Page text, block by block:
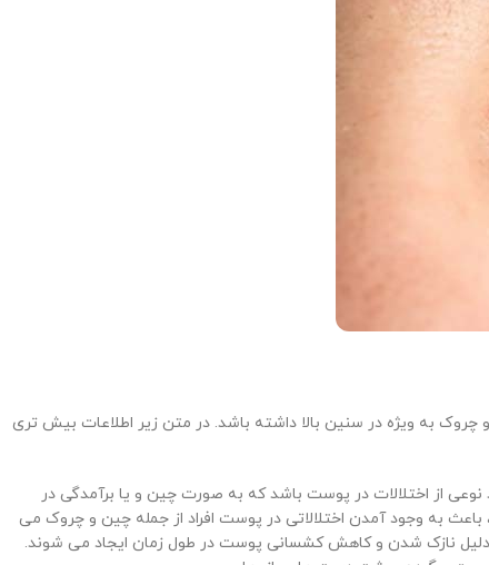
چروک به ویژه در سنین بالا داشته باشد. در متن زیر اطلاعات بیش تری
از اختلالات در پوست باشد که به صورت چین و یا برآمدگی در
به وجود آمدن اختلالاتی در پوست افراد از جمله چین و چروک می
نازک شدن و کاهش کشسانی پوست در طول زمان ایجاد می شوند.